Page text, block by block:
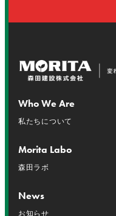
Who We Are
私たちについて
Morita Labo
森田ラボ
News
お知らせ